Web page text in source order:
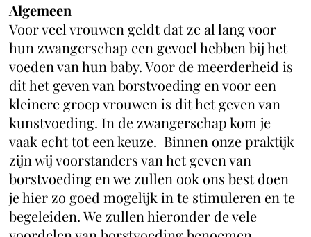
Algemeen
Voor veel vrouwen geldt dat ze al lang voor
hun zwangerschap een gevoel hebben bij het
voeden van hun baby. Voor de meerderheid is
dit het geven van borstvoeding en voor een
kleinere groep vrouwen is dit het geven van
kunstvoeding. In de zwangerschap kom je
vaak echt tot een keuze. Binnen onze praktijk
zijn wij voorstanders van het geven van
borstvoeding en we zullen ook ons best doen
je hier zo goed mogelijk in te stimuleren en te
begeleiden. We zullen hieronder de vele